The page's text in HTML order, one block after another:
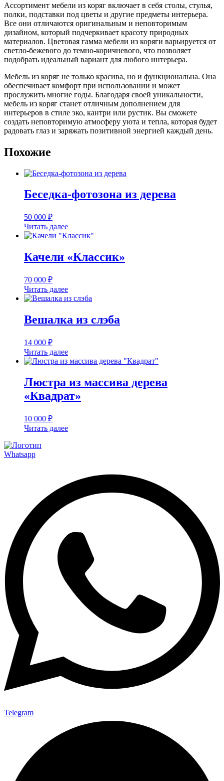
Ассортимент мебели из коряг включает в себя столы, стулья,
полки, подставки под цветы и другие предметы интерьера.
Все они отличаются оригинальным и неповторимым
дизайном, который подчеркивает красоту природных
материалов. Цветовая гамма мебели из коряги варьируется от
светло-бежевого до темно-коричневого, что позволяет
подобрать идеальный вариант для любого интерьера.
Мебель из коряг не только красива, но и функциональна. Она
обеспечивает комфорт при использовании и может
прослужить многие годы. Благодаря своей уникальности,
мебель из коряг станет отличным дополнением для
интерьеров в стиле эко, кантри или рустик. Вы сможете
создать неповторимую атмосферу уюта и тепла, которая будет
радовать глаз и заряжать позитивной энергией каждый день.
Похожие
Беседка-фотозона из дерева
50 000 ₽
Читать далее
Качели «Классик»
70 000 ₽
Читать далее
Вешалка из слэба
14 000 ₽
Читать далее
Люстра из массива дерева
«Квадрат»
10 000 ₽
Читать далее
Whatsapp
Telegram